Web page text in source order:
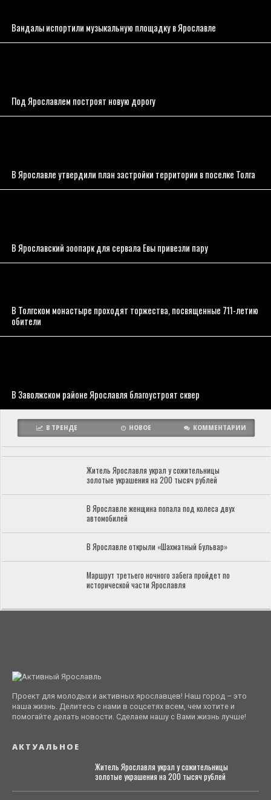
Вандалы испортили музыкальную площадку в Ярославле
Под Ярославлем построят новую дорогу
В Ярославле утвердили план застройки территории в поселке Толга
В Ярославский зоопарк для сервала Евы привезли пару
В Толгском монастыре проходят торжества, посвященные 711-летию
обители
В Заволжском районе Ярославля благоустроят сквер
В ТРЕНДЕ НОВОЕ КОММЕНТАРИИ
Житель Ярославля украл у сожительницы
золотые украшения на 200 тысяч рублей
В Ярославле женщина попала под колеса двух
автомобилей
В Ярославле открыли «Шахматный бульвар»
Маршрут третьего ночного забега пройдет по
исторической части Ярославля
Проект для молодых и активных ярославцев! Наш город – это
наша жизнь. Делитесь с нами в соцсетях всем, чем хотите и
помогайте делать новости. Сделаем нашу с Вами жизнь лучше!
АКТУАЛЬНОЕ
Житель Ярославля украл у сожительницы
золотые украшения на 200 тысяч рублей